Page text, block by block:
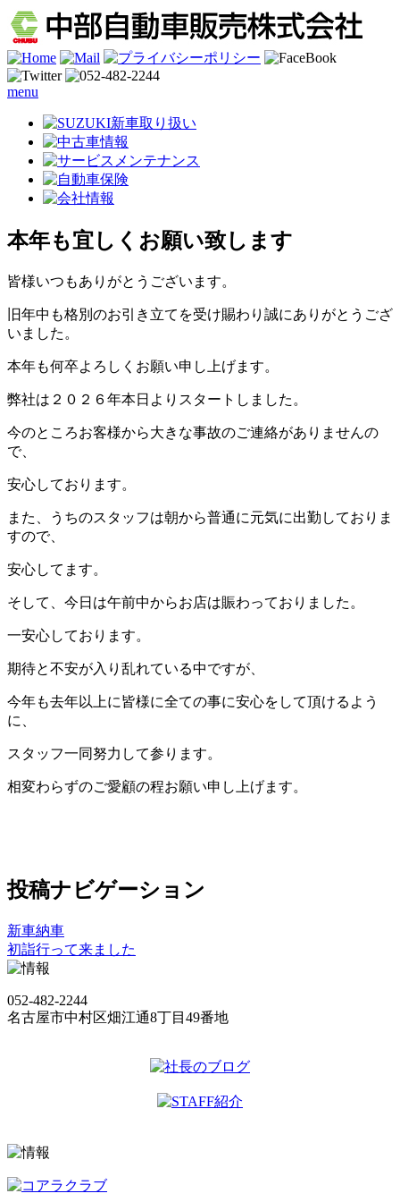
menu
本年も宜しくお願い致します
皆様いつもありがとうございます。
旧年中も格別のお引き立てを受け賜わり誠にありがとうござ
いました。
本年も何卒よろしくお願い申し上げます。
弊社は２０２６年本日よりスタートしました。
今のところお客様から大きな事故のご連絡がありませんの
で、
安心しております。
また、うちのスタッフは朝から普通に元気に出勤しておりま
すので、
安心してます。
そして、今日は午前中からお店は賑わっておりました。
一安心しております。
期待と不安が入り乱れている中ですが、
今年も去年以上に皆様に全ての事に安心をして頂けるよう
に、
スタッフ一同努力して参ります。
相変わらずのご愛顧の程お願い申し上げます。
投稿ナビゲーション
新車納車
初詣行って来ました
052-482-2244
名古屋市中村区畑江通8丁目49番地